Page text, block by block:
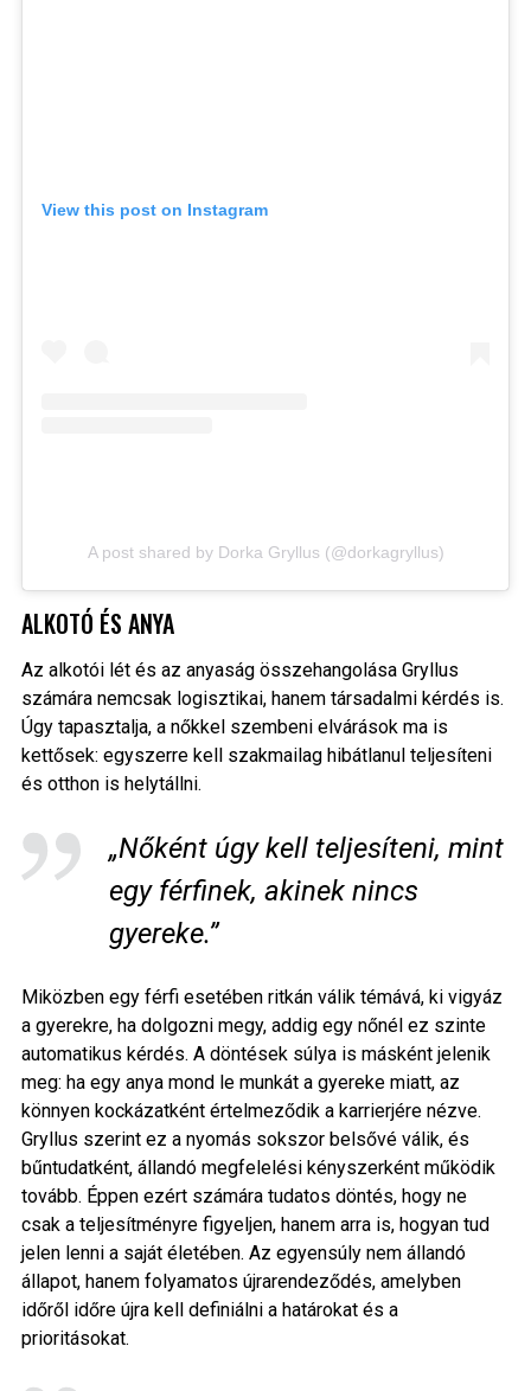
View this post on Instagram
A post shared by Dorka Gryllus (@dorkagryllus)
ALKOTÓ ÉS ANYA
Az alkotói lét és az anyaság összehangolása Gryllus
számára nemcsak logisztikai, hanem társadalmi kérdés is.
Úgy tapasztalja, a nőkkel szembeni elvárások ma is
kettősek: egyszerre kell szakmailag hibátlanul teljesíteni
és otthon is helytállni.
„Nőként úgy kell teljesíteni, mint
egy férfinek, akinek nincs
gyereke.”
Miközben egy férfi esetében ritkán válik témává, ki vigyáz
a gyerekre, ha dolgozni megy, addig egy nőnél ez szinte
automatikus kérdés. A döntések súlya is másként jelenik
meg: ha egy anya mond le munkát a gyereke miatt, az
könnyen kockázatként értelmeződik a karrierjére nézve.
Gryllus szerint ez a nyomás sokszor belsővé válik, és
bűntudatként, állandó megfelelési kényszerként működik
tovább. Éppen ezért számára tudatos döntés, hogy ne
csak a teljesítményre figyeljen, hanem arra is, hogyan tud
jelen lenni a saját életében. Az egyensúly nem állandó
állapot, hanem folyamatos újrarendeződés, amelyben
időről időre újra kell definiálni a határokat és a
prioritásokat.